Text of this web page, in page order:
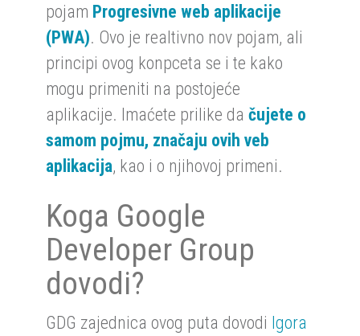
pojam Progresivne web aplikacije
(PWA). Ovo je realtivno nov pojam, ali
principi ovog konpceta se i te kako
mogu primeniti na postojeće
aplikacije. Imaćete prilike da čujete o
samom pojmu, značaju ovih veb
aplikacija, kao i o njihovoj primeni.
Koga Google
Developer Group
dovodi?
GDG zajednica ovog puta dovodi Igora